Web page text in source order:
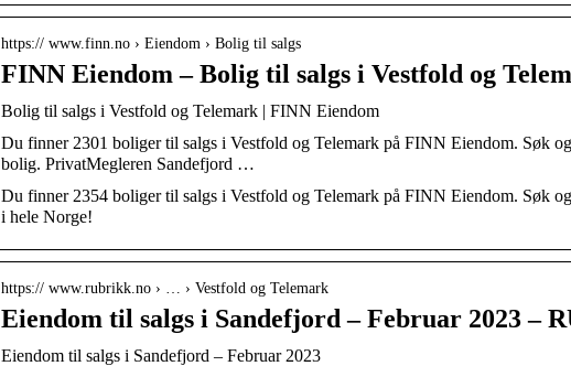
https:// www.finn.no › Eiendom › Bolig til salgs
FINN Eiendom – Bolig til salgs i Vestfold og
Bolig til salgs i Vestfold og Telemark | FINN Eiendom
Du finner 2301 boliger til salgs i Vestfold og Telemark på FINN Eiendom. Søk
bolig. PrivatMegleren Sandefjord …
Du finner 2354 boliger til salgs i Vestfold og Telemark på FINN Eiendom. Søk
i hele Norge!
https:// www.rubrikk.no › … › Vestfold og Telemark
Eiendom til salgs i Sandefjord – Februar 2023 –
Eiendom til salgs i Sandefjord – Februar 2023